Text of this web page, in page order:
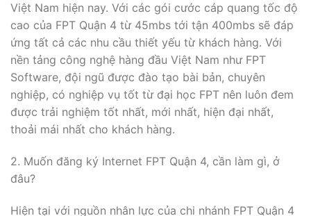
Việt Nam hiện nay. Với các gói cước cáp quang tốc độ
cao của FPT Quận 4 từ 45mbs tới tận 400mbs sẽ đáp
ứng tất cả các nhu cầu thiết yếu từ khách hàng. Với
nền tảng công nghệ hàng đầu Việt Nam như FPT
Software, đội ngũ được đào tạo bài bản, chuyên
nghiệp, có nghiệp vụ tốt từ đại học FPT nên luôn đem
được trải nghiệm tốt nhất, mới nhất, hiện đại nhất,
thoải mái nhất cho khách hàng.
2. Muốn đăng ký Internet FPT Quận 4, cần làm gì, ở
đâu?
Hiện tại với nguồn nhân lực của chi nhánh FPT Quận 4